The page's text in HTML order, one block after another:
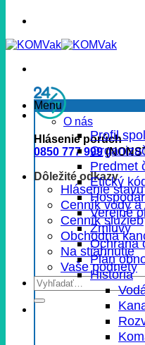
Hlásenie porúch
0850 777 999
Dôležité odkazy
Hlásenie
Cenník vody
Cenník služieb
Obchodná
Na stiahnutie
Vaše podnety
Menu
O nás
Profil
Predmet
Etický
Verejné
Zmluvy
Ochrana
Plán
História